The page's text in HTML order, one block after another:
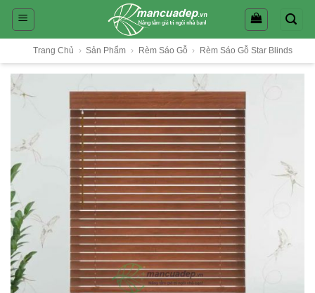
Skip
Trang Chủ › Sản Phẩm › Rèm Sáo Gỗ › Rèm Sáo Gỗ Star Blinds